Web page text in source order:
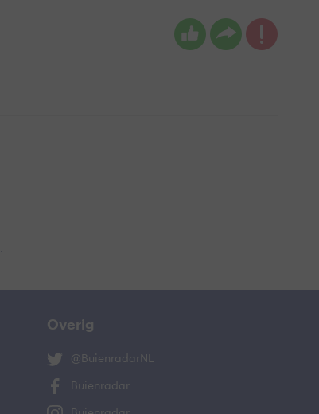
Overig
@BuienradarNL
Buienradar